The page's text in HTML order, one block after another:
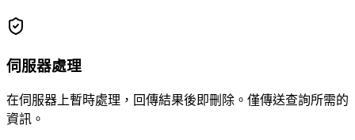
伺服器處理
在伺服器上暫時處理，回傳結果後即刪除。僅傳送查詢所需的
資訊。